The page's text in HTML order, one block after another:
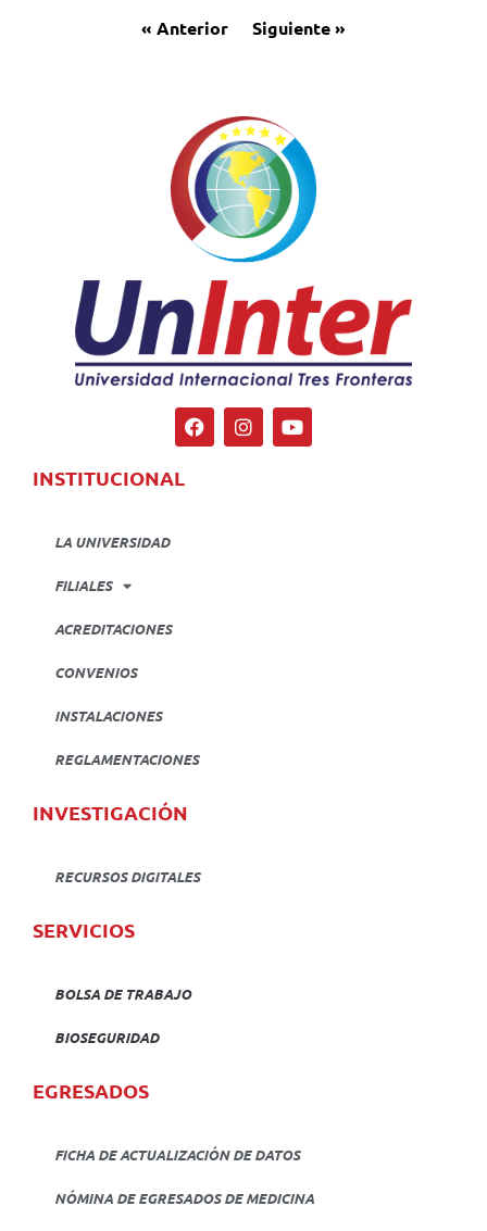
« Anterior Siguiente »
INSTITUCIONAL
LA UNIVERSIDAD
FILIALES
ACREDITACIONES
CONVENIOS
INSTALACIONES
REGLAMENTACIONES
INVESTIGACIÓN
RECURSOS DIGITALES
SERVICIOS
BOLSA DE TRABAJO
BIOSEGURIDAD
EGRESADOS
FICHA DE ACTUALIZACIÓN DE DATOS
NÓMINA DE EGRESADOS DE MEDICINA